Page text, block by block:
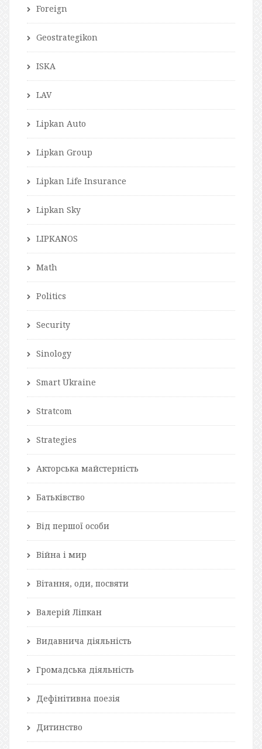
Foreign
Geostrategikon
ISKA
LAV
Lipkan Auto
Lipkan Group
Lipkan Life Insurance
Lipkan Sky
LIPKANOS
Math
Politics
Security
Sinology
Smart Ukraine
Stratcom
Strategies
Акторська майстерність
Батьківство
Від першої особи
Війна і мир
Вітання, оди, посвяти
Валерій Ліпкан
Видавнича діяльність
Громадська діяльність
Дефінітивна поезія
Дитинство